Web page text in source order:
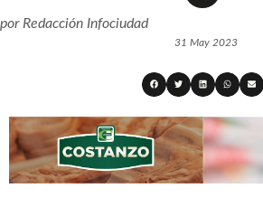
porRedacción Infociudad
31 May 2023